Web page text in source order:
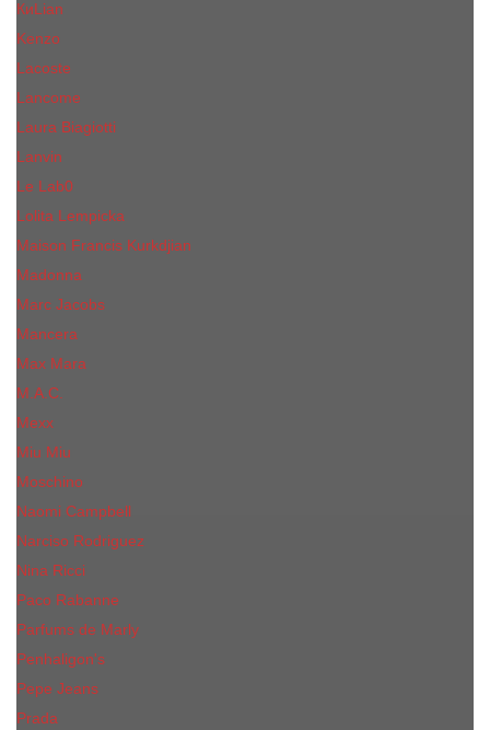
КиLian
Kenzo
Lacoste
Lancome
Laura Biagiotti
Lanvin
Lе Lab0
Lolita Lempicka
Maison Francis Kurkdjian
Madonna
Marc Jacobs
Mancera
Max Mara
M.А.C.
Mexx
Miu Miu
Mоsсhino
Naomi Campbell
Narciso Rodriguez
Nina Ricci
Paco Rabanne
Parfums de Marly
Penhaligon's
Pepe Jeans
Prada